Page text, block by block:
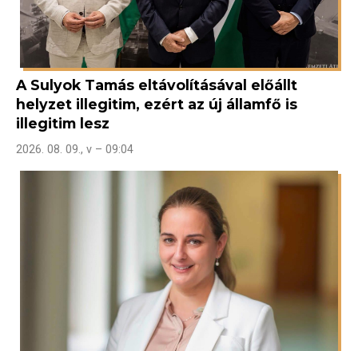
A Sulyok Tamás eltávolításával előállt
helyzet illegitim, ezért az új államfő is
illegitim lesz
2026. 08. 09., v – 09:04